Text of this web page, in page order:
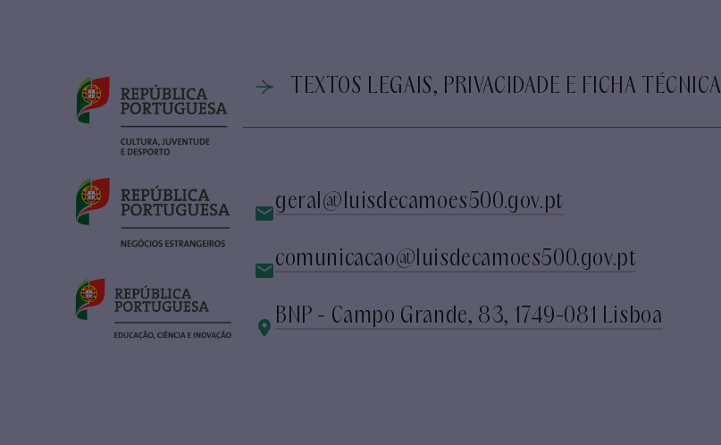
TEXTOS LEGAIS, PRIVACIDADE E FICHA TÉCNICA
geral@luisdecamoes500.gov.pt
comunicacao@luisdecamoes500.gov.pt
BNP - Campo Grande, 83, 1749-081 Lisboa